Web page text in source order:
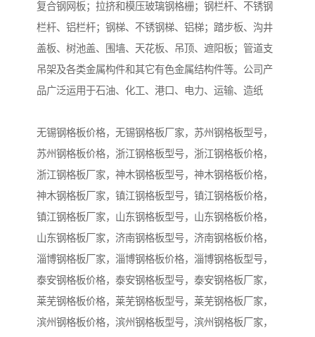
复合钢网板；拉挤和模压玻璃钢格栅；钢栏杆、不锈钢
栏杆、铝栏杆；钢梯、不锈钢梯、铝梯；踏步板、沟井
盖板、树池盖、围墙、天花板、吊顶、遮阳板；管道支
吊架及各类金属构件和其它有色金属结构件等。公司产
品广泛运用于石油、化工、港口、电力、运输、造纸
无锡钢格板价格，无锡钢格板厂家，苏州钢格板型号，
苏州钢格板价格，浙江钢格板型号，浙江钢格板价格，
浙江钢格板厂家，神木钢格板型号，神木钢格板价格，
神木钢格板厂家，镇江钢格板型号，镇江钢格板价格，
镇江钢格板厂家，山东钢格板型号，山东钢格板价格，
山东钢格板厂家，济南钢格板型号，济南钢格板价格，
淄博钢格板厂家，淄博钢格板价格，淄博钢格板型号，
泰安钢格板价格，泰安钢格板型号，泰安钢格板厂家，
莱芜钢格板价格，莱芜钢格板型号，莱芜钢格板厂家，
滨州钢格板价格，滨州钢格板型号，滨州钢格板厂家，